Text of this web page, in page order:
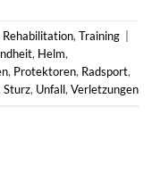
Rehabilitation, Training
, Helm,
, Protektoren, Radsport,
Sturz, Unfall, Verletzungen